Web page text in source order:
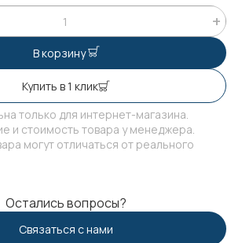
В корзину
Купить в 1 клик
только для интернет-магазина.
и стоимость товара у менеджера.
могут отличаться от реального
Остались вопросы?
Связаться с нами